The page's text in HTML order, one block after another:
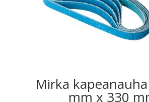
Mirka
mm x 330